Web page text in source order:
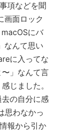
項などを聞
画面ロック
にバ
なんて思い
に入ってな
」なんて言
じました。
の自分に感
思わなかっ
報から引か